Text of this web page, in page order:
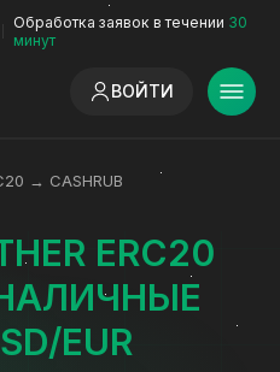
Обработка заявок в течении 30
минут
ВОЙТИ
→ CASHRUB
ERC20
EUR